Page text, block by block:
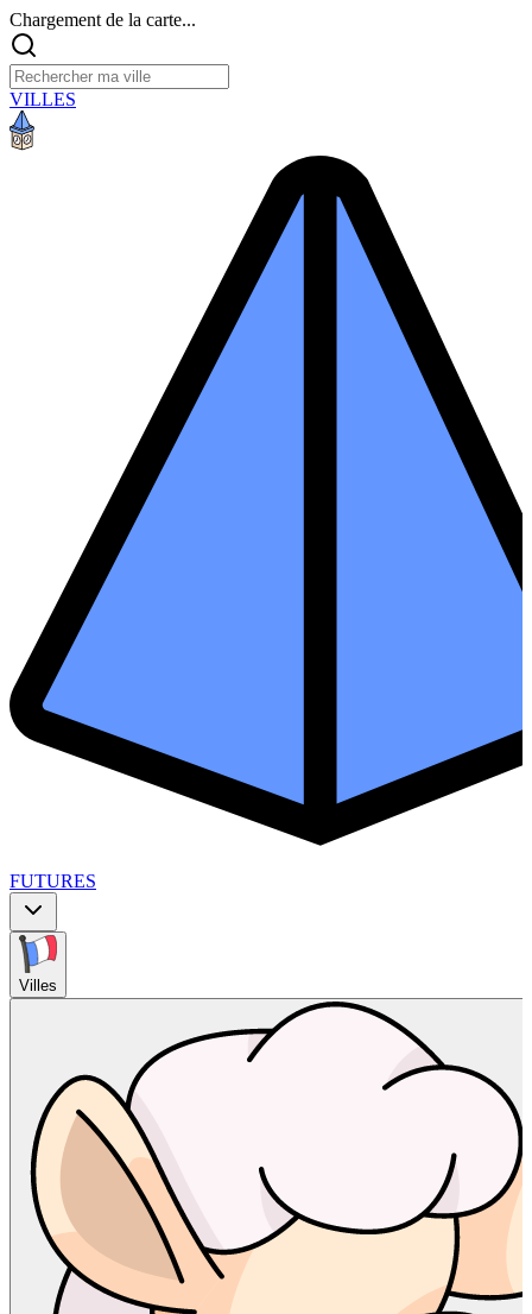
Chargement de la carte...
VILLES
FUTURES
Villes